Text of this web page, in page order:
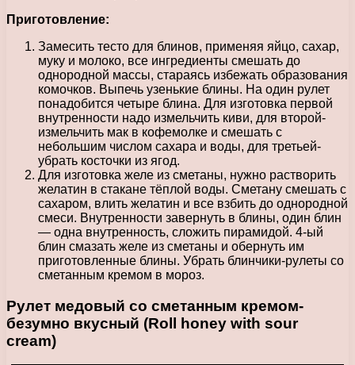
Приготовление:
Замесить тесто для блинов, применяя яйцо, сахар,
муку и молоко, все ингредиенты смешать до
однородной массы, стараясь избежать образования
комочков. Выпечь узенькие блины. На один рулет
понадобится четыре блина. Для изготовка первой
внутренности надо измельчить киви, для второй-
измельчить мак в кофемолке и смешать с
небольшим числом сахара и воды, для третьей-
убрать косточки из ягод.
Для изготовка желе из сметаны, нужно растворить
желатин в стакане тёплой воды. Сметану смешать с
сахаром, влить желатин и все взбить до однородной
смеси. Внутренности завернуть в блины, один блин
— одна внутренность, сложить пирамидой. 4-ый
блин смазать желе из сметаны и обернуть им
приготовленные блины. Убрать блинчики-рулеты со
сметанным кремом в мороз.
Рулет медовый со сметанным кремом-
безумно вкусный (Roll honey with sour
cream)